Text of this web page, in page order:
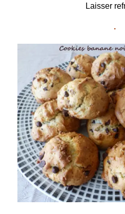
Laisser
.